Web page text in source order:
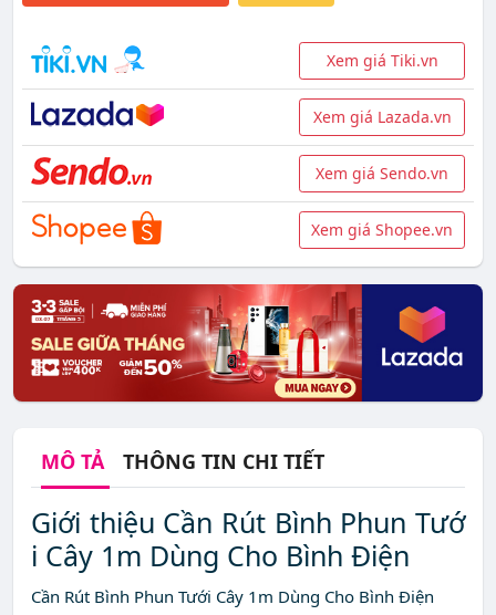
Xem giá Tiki.vn
Xem giá Lazada.vn
Xem giá Sendo.vn
Xem giá Shopee.vn
MÔ TẢ THÔNG TIN CHI TIẾT
Giới thiệu Cần Rút Bình Phun Tướ
i Cây 1m Dùng Cho Bình Điện
Cần Rút Bình Phun Tưới Cây 1m Dùng Cho Bình Điện